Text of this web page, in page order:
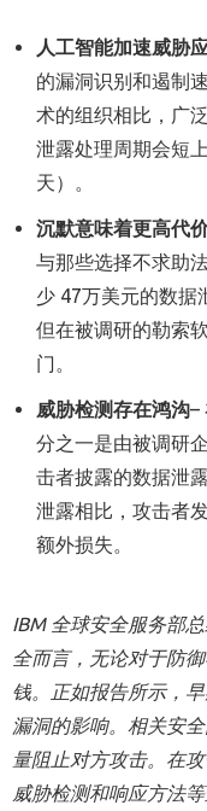
人工智能加速威胁
的漏洞识别和遏制
术的组织相比，广
泄露处理周期会短
天）。
沉默意味着更高代
与那些选择不求助
少 47万美元的数据
但在被调研的勒索
门。
威胁检测存在鸿沟–
分之一是由被调研
击者披露的数据泄
泄露相比，攻击者
额外损失。
IBM 全球安全服务部
全而言，无论对于防
钱。正如报告所示，
漏洞的影响。相关安
量阻止对方攻击。在
威胁检测和响应方法等